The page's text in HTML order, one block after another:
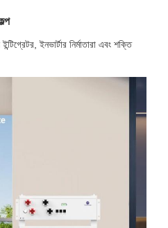
ইনভার্টার নির্মাতারা এবং শক্তি